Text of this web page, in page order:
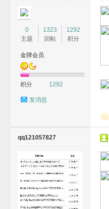
0
主题
1323
回帖
1292
积分
金牌会员
积分 1292
发消息
qq121057827